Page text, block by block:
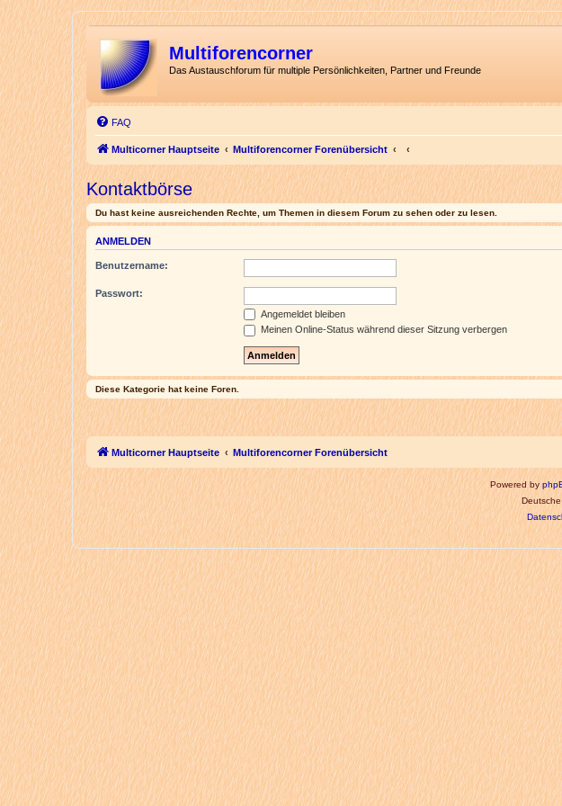
Multiforencorner
Das Austauschforum für multiple Persönlichkeiten, Partner und Freunde
FAQ
Multicorner Hauptseite Multiforencorner Forenübersicht
Kontaktbörse
Du hast keine ausreichenden Rechte, um Themen in diesem Forum zu sehen oder zu lesen.
ANMELDEN
Benutzername:
Passwort:
Angemeldet bleiben
Meinen Online-Status während dieser Sitzung verbergen
Diese Kategorie hat keine Foren.
Multicorner Hauptseite Multiforencorner Forenübersicht
Powered by